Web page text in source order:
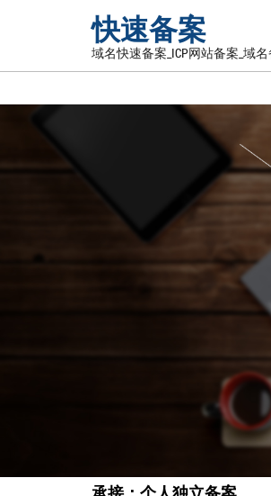
快速备案
域名快速备案_ICP网站备案_域